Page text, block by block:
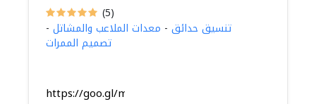
(5)
تنسيق حدائق - معدات الملاعب والمشاتل -
تصميم الممرات
https://goo.gl/maps/ULNApode9NCNc4M28